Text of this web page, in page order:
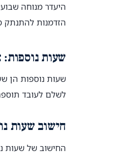
היעדר מנוחה
הזדמנות
שעות
שעות נוספות הן
לשלם לעובד
חישוב שעות
החישוב של שעות